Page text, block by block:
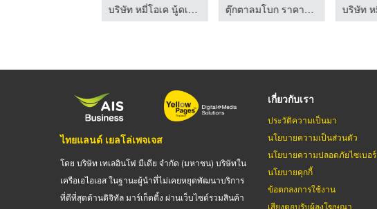
บริษัท หมี่โอเค นู้ดเดิ้ล จำกัด
บริษัท หมี่โอเค นู้ดเดิ้ล จำกัด
ตุ๊กตาลมโบก ราคาถูก - คิดดี พลัส มีเดีย
ไทยแลนด์ เยลโล่เพจเจส
โดย บริษัท เทเลอินโฟ มีเดีย จำกัด (มหาชน) บริษัทใน
เครือเอไอเอส ในฐานะผู้นำที่ไม่เคยหยุดพัฒนาบริการ
ที่ดีที่สุดด้านดิจิทัล มาร์เก็ตติ้ง ผ่านเว็บไซต์รวมสินค้า
เกี่ยวกับเรา
ประวัติความเป็นมา
นโยบายความเป็นส่วนตัว
นโยบายความปลอดภัยไซเบอร์
นโยบายคุกกี้
ข้อตกลงการใช้งาน
เสียงตอบรับผู้ลงโฆษณา